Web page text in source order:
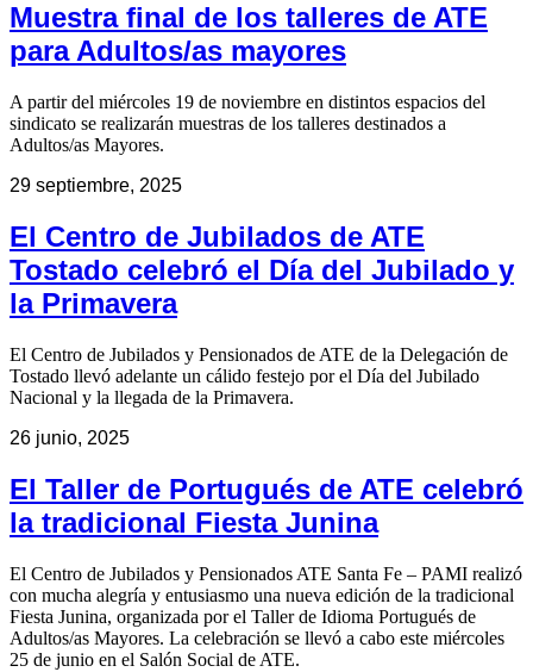
Muestra final de los talleres de ATE
para Adultos/as mayores
A partir del miércoles 19 de noviembre en distintos espacios del
sindicato se realizarán muestras de los talleres destinados a
Adultos/as Mayores.
29 septiembre, 2025
El Centro de Jubilados de ATE
Tostado celebró el Día del Jubilado y
la Primavera
El Centro de Jubilados y Pensionados de ATE de la Delegación de
Tostado llevó adelante un cálido festejo por el Día del Jubilado
Nacional y la llegada de la Primavera.
26 junio, 2025
El Taller de Portugués de ATE celebró
la tradicional Fiesta Junina
El Centro de Jubilados y Pensionados ATE Santa Fe – PAMI realizó
con mucha alegría y entusiasmo una nueva edición de la tradicional
Fiesta Junina, organizada por el Taller de Idioma Portugués de
Adultos/as Mayores. La celebración se llevó a cabo este miércoles
25 de junio en el Salón Social de ATE.